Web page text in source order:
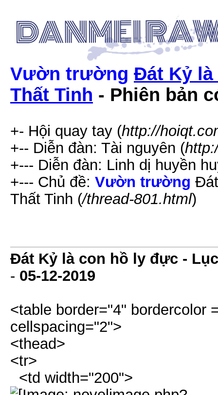
Vườn trường Đát Kỷ
Thất Tinh - Phiên bản
+- Hội quay tay (http://
+-- Diễn đàn: Tài nguyên (
+--- Diễn đàn: Linh dị huyền
+--- Chủ đề: Vườn trường
Thất Tinh (/thread-801.html)
Đát Kỷ là con hồ ly đực -
- 05-12-2019
<table border="4" bordercolor
cellspacing="2">
<thead>
<tr>
<td width="200">